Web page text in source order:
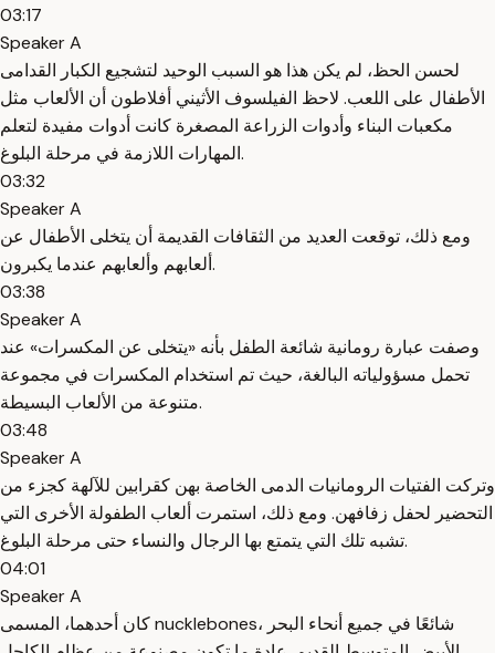
03:17
Speaker A
لحسن الحظ، لم يكن هذا هو السبب الوحيد لتشجيع الكبار القدامى
الأطفال على اللعب. لاحظ الفيلسوف الأثيني أفلاطون أن الألعاب مثل
مكعبات البناء وأدوات الزراعة المصغرة كانت أدوات مفيدة لتعلم
المهارات اللازمة في مرحلة البلوغ.
03:32
Speaker A
ومع ذلك، توقعت العديد من الثقافات القديمة أن يتخلى الأطفال عن
ألعابهم وألعابهم عندما يكبرون.
03:38
Speaker A
وصفت عبارة رومانية شائعة الطفل بأنه «يتخلى عن المكسرات» عند
تحمل مسؤولياته البالغة، حيث تم استخدام المكسرات في مجموعة
متنوعة من الألعاب البسيطة.
03:48
Speaker A
وتركت الفتيات الرومانيات الدمى الخاصة بهن كقرابين للآلهة كجزء من
التحضير لحفل زفافهن. ومع ذلك، استمرت ألعاب الطفولة الأخرى التي
تشبه تلك التي يتمتع بها الرجال والنساء حتى مرحلة البلوغ.
04:01
Speaker A
كان أحدهما، المسمى nucklebones، شائعًا في جميع أنحاء البحر